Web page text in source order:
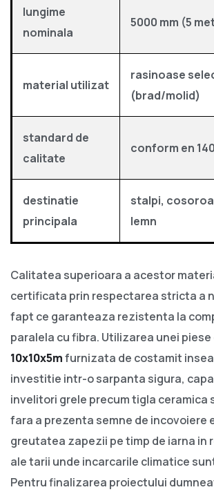
lungime
nominala
5000 mm (5
material utilizat
rasinoase
(brad/molid)
standard de
calitate
conform en
destinatie
principala
stalpi,
lemn
Calitatea superioara a acestor
certificata prin respectarea stricta a
fapt ce garanteaza rezistenta la
paralela cu fibra. Utilizarea unei piese
10x10x5mfurnizata de costamit
investitie intr-o sarpanta sigura,
invelitori grele precum tigla ceramica
fara a prezenta semne de incovoiere
greutatea zapezii pe timp de iarna in
ale tarii unde incarcarile climatice
Pentru finalizarea proiectului